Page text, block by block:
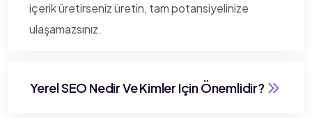
içerik üretirseniz üretin, tam potansiyelinize
ulaşamazsınız.
Yerel SEO Nedir Ve Kimler Için Önemlidir?